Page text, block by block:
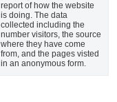
report of how the website
is doing. The data
collected including the
number visitors, the source
where they have come
from, and the pages visted
in an anonymous form.